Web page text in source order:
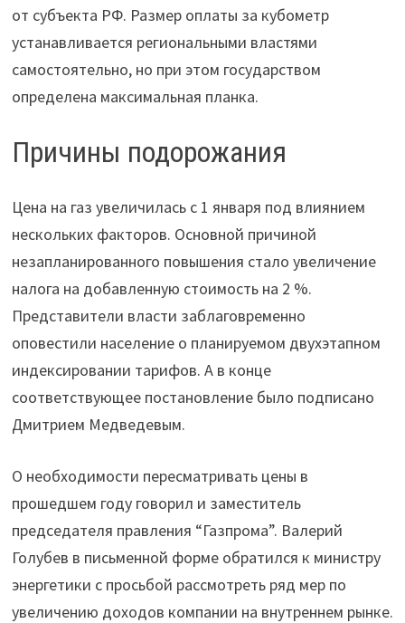
от субъекта РФ. Размер оплаты за кубометр
устанавливается региональными властями
самостоятельно, но при этом государством
определена максимальная планка.
Причины подорожания
Цена на газ увеличилась с 1 января под влиянием
нескольких факторов. Основной причиной
незапланированного повышения стало увеличение
налога на добавленную стоимость на 2 %.
Представители власти заблаговременно
оповестили население о планируемом двухэтапном
индексировании тарифов. А в конце
соответствующее постановление было подписано
Дмитрием Медведевым.
О необходимости пересматривать цены в
прошедшем году говорил и заместитель
председателя правления “Газпрома”. Валерий
Голубев в письменной форме обратился к министру
энергетики с просьбой рассмотреть ряд мер по
увеличению доходов компании на внутреннем рынке.